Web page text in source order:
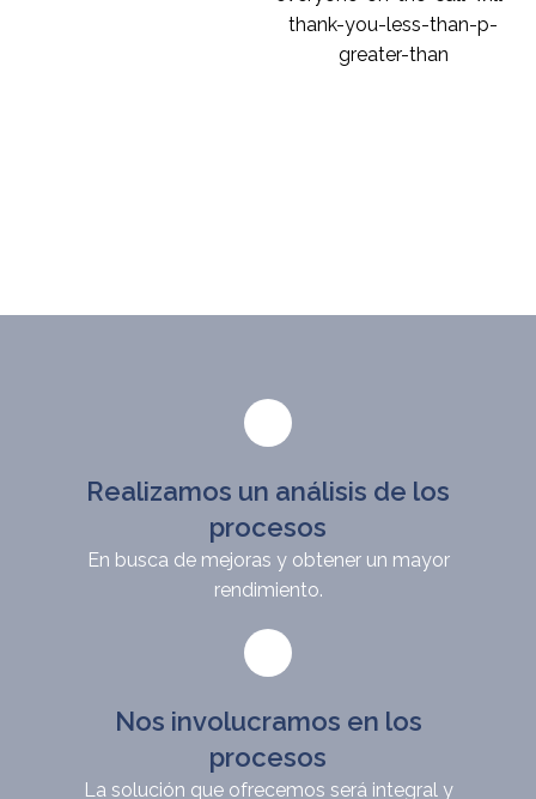
Realizamos un análisis de los
procesos
En busca de mejoras y obtener un mayor
rendimiento.
Nos involucramos en los
procesos
La solución que ofrecemos será integral y